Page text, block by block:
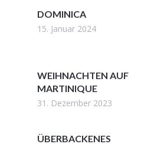
DOMINICA
15. Januar 2024
WEIHNACHTEN AUF
MARTINIQUE
31. Dezember 2023
ÜBERBACKENES